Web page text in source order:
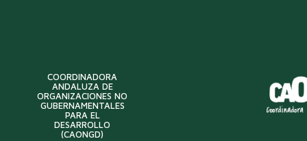
COORDINADORA
ANDALUZA DE
ORGANIZACIONES NO
GUBERNAMENTALES
PARA EL
DESARROLLO
(CAONGD)